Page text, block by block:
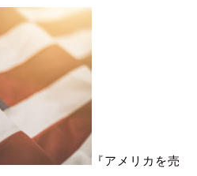
『アメリカを売